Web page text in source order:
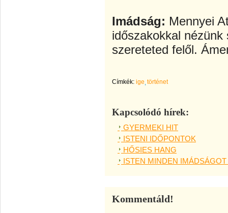
Imádság: Mennyei
időszakokkal
szereteted felől.
Címkék: ige történet
Kapcsolódó hírek:
GYERMEKI HIT
ISTENI IDŐPONTOK
HŐSIES HANG
ISTEN MINDEN IMÁDSÁGOT
Kommentáld!